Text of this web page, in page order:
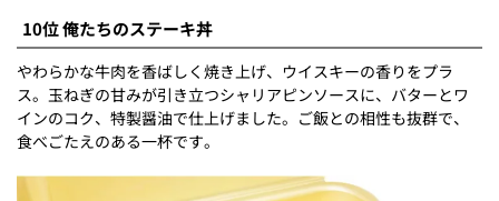
10位 俺たちのステーキ丼
やわらかな牛肉を香ばしく焼き上げ、ウイスキーの香りをプラ
ス。玉ねぎの甘みが引き立つシャリアピンソースに、バターとワ
インのコク、特製醤油で仕上げました。ご飯との相性も抜群で、
食べごたえのある一杯です。